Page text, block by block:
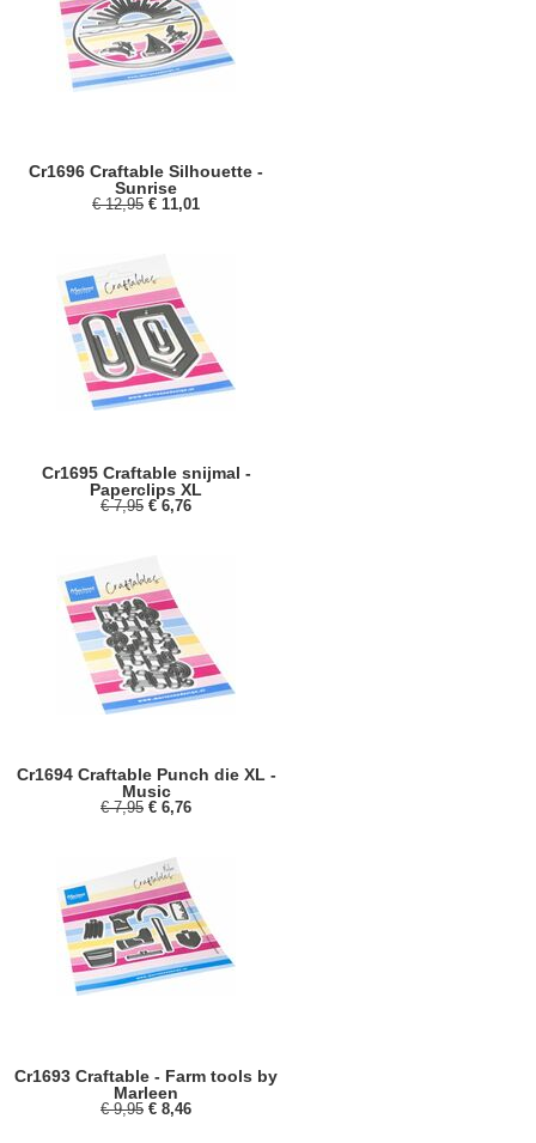
Cr1696 Craftable Silhouette -
Sunrise
€ 12,95 € 11,01
Cr1695 Craftable snijmal -
Paperclips XL
€ 7,95 € 6,76
Cr1694 Craftable Punch die XL -
Music
€ 7,95 € 6,76
Cr1693 Craftable - Farm tools by
Marleen
€ 9,95 € 8,46